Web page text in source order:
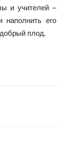
и учителей –
наполнить его
плод.